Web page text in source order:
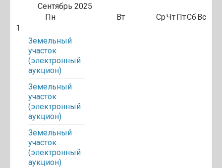
Сентябрь 2025
Пн
Вт СрЧт ПтСб Вс
1
Земельный
участок
(электронный
аукцион)
Земельный
участок
(электронный
аукцион)
Земельный
участок
(электронный
аукцион)